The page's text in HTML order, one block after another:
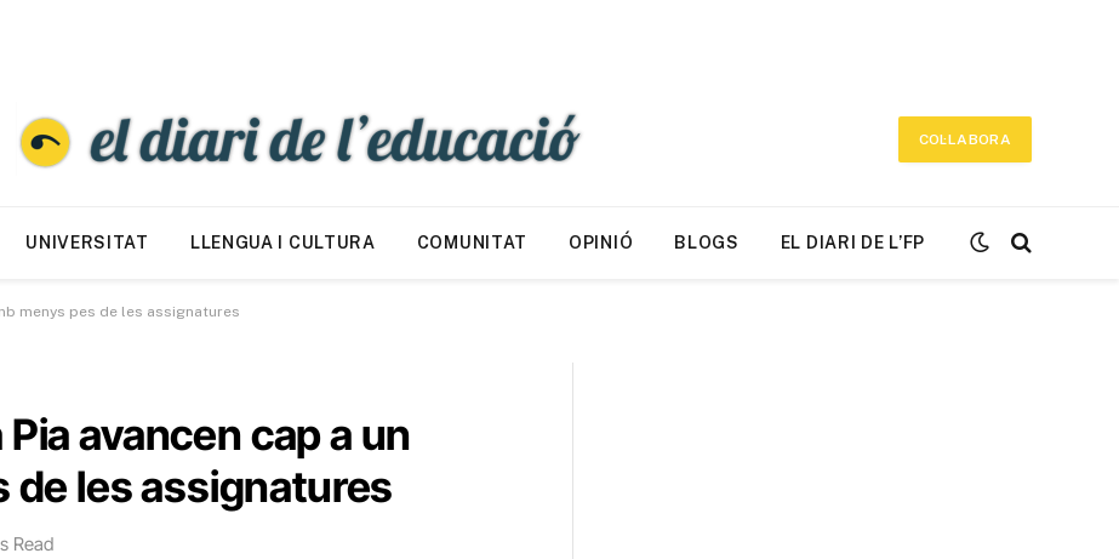
COL·LABORA
UNIVERSITAT LLENGUA I CULTURA COMUNITAT OPINIÓ BLOGS EL DIARI DE L’FP
menys pes de les assignatures
avancen cap a un
de les assignatures
Read